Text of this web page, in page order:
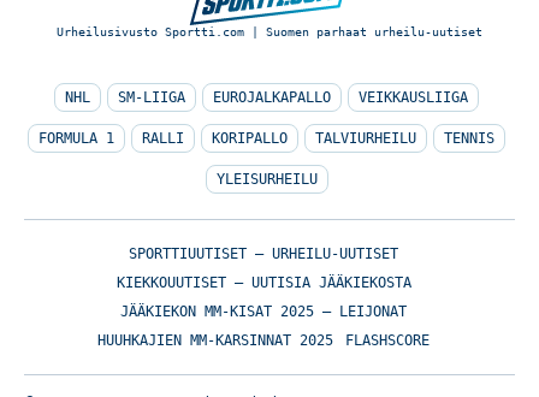
Urheilusivusto Sportti.com | Suomen parhaat urheilu-uutiset
NHL SM-LIIGA EUROJALKAPALLO VEIKKAUSLIIGA
FORMULA 1 RALLI KORIPALLO TALVIURHEILU TENNIS
YLEISURHEILU
SPORTTIUUTISET – URHEILU-UUTISET
KIEKKOUUTISET – UUTISIA JÄÄKIEKOSTA
JÄÄKIEKON MM-KISAT 2025 – LEIJONAT
HUUHKAJIEN MM-KARSINNAT 2025
FLASHSCORE